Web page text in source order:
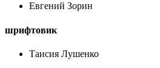
Евгений Зорин
шрифтовик
Таисия Лушенко